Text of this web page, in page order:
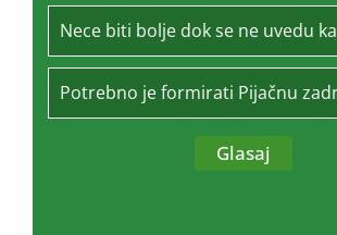
Nece biti bolje dok se ne uvedu
Potrebno je formirati Pijačnu